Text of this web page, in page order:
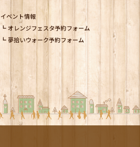
イベント情報
オレンジフェスタ予約フォーム
夢拾いウォーク予約フォーム